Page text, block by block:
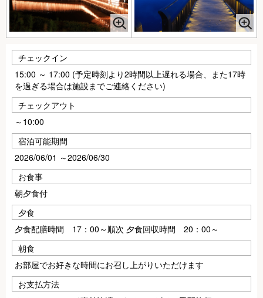
チェックイン
15:00 ～ 17:00 (予定時刻より2時間以上遅れる場合、また17時
を過ぎる場合は施設までご連絡ください)
チェックアウト
～10:00
宿泊可能期間
2026/06/01 ～2026/06/30
お食事
朝夕食付
夕食
夕食配膳時間 17：00～順次 夕食回収時間 20：00～
朝食
お部屋でお好きな時間にお召し上がりいただけます
お支払方法